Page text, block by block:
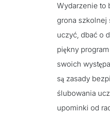
Wydarzenie to
grona szkolnej
uczyć, dbać o
piękny
swoich
są zasady
ślubowania
upominki od